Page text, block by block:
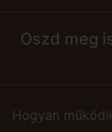
Oszd meg
Hogyan